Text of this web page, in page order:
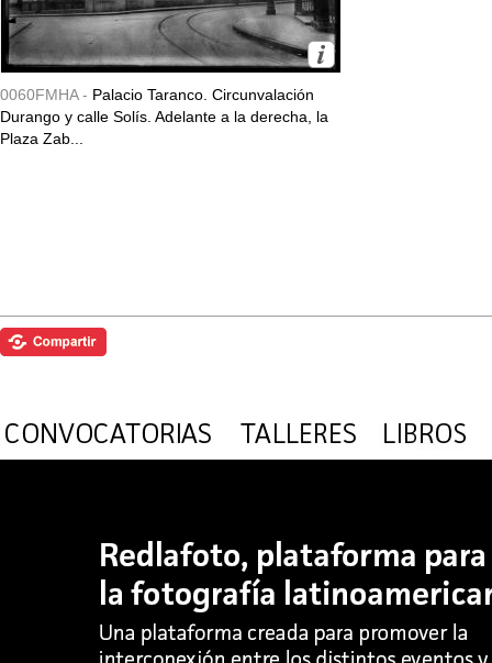
0060FMHA - Palacio Taranco. Circunvalación
Durango y calle Solís. Adelante a la derecha, la
Plaza Zab...